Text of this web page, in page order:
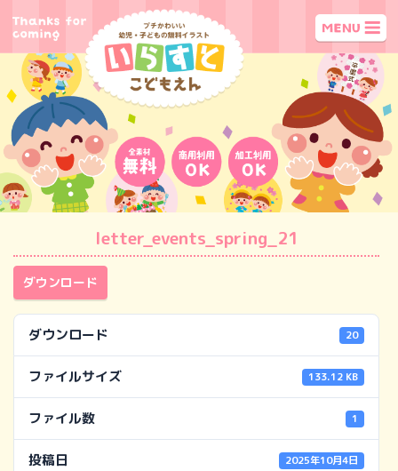
letter_events_spring_21
ダウンロード
ダウンロード 20
ファイルサイズ 133.12 KB
ファイル数 1
投稿日 2025年10月4日